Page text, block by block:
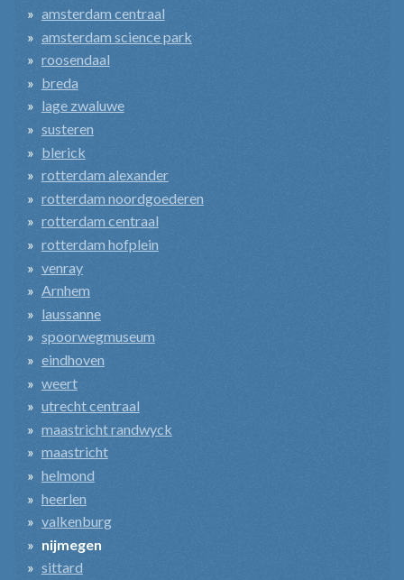
amsterdam centraal
amsterdam science park
roosendaal
breda
lage zwaluwe
susteren
blerick
rotterdam alexander
rotterdam noordgoederen
rotterdam centraal
rotterdam hofplein
venray
Arnhem
laussanne
spoorwegmuseum
eindhoven
weert
utrecht centraal
maastricht randwyck
maastricht
helmond
heerlen
valkenburg
nijmegen
sittard